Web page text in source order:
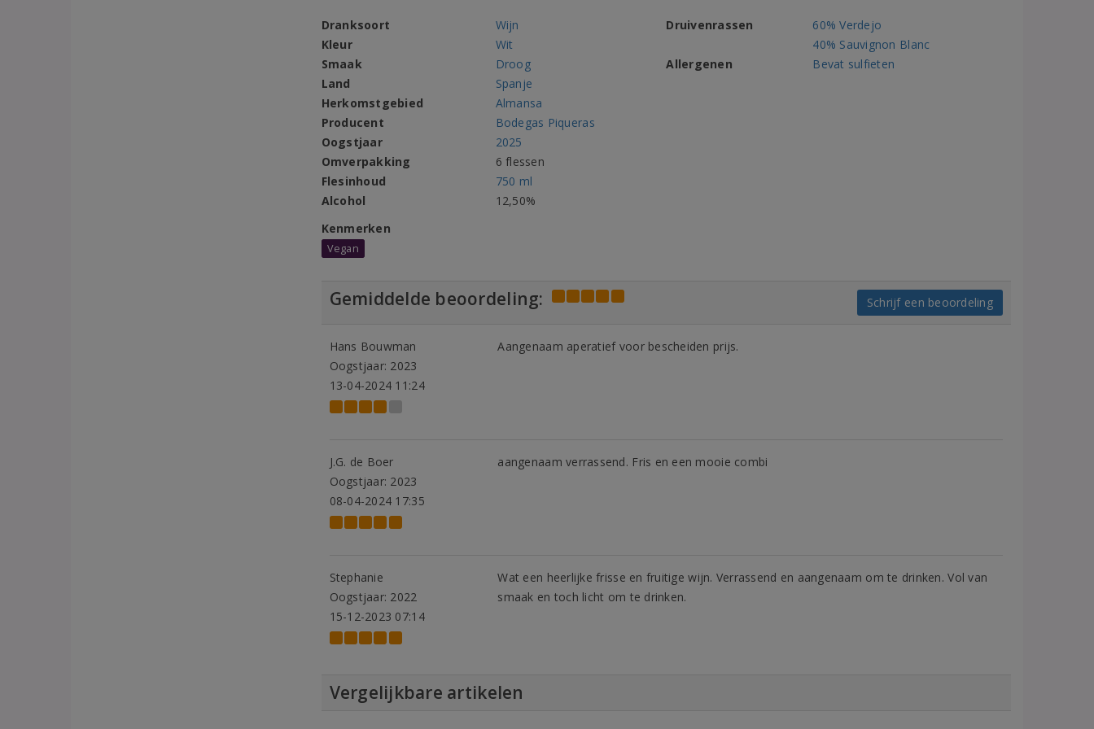
Dranksoort
Wijn
Kleur
Wit
Smaak
Droog
Land
Spanje
Herkomstgebied
Almansa
Producent
Bodegas Piqueras
Oogstjaar
2025
Omverpakking
6 flessen
Flesinhoud
750 ml
Alcohol
12,50%
Druivenrassen
60% Verdejo
40% Sauvignon Blanc
Allergenen
Bevat sulfieten
Kenmerken
Vegan
Gemiddelde beoordeling: Schrijf een beoordeling
Hans Bouwman
Oogstjaar: 2023
13-04-2024 11:24
Aangenaam aperatief voor bescheiden prijs.
J.G. de Boer
Oogstjaar: 2023
08-04-2024 17:35
aangenaam verrassend. Fris en een mooie combi
Stephanie
Oogstjaar: 2022
15-12-2023 07:14
Wat een heerlijke frisse en fruitige wijn. Verrassend en aangenaam om te drinken. Vol van
smaak en toch licht om te drinken.
Vergelijkbare artikelen